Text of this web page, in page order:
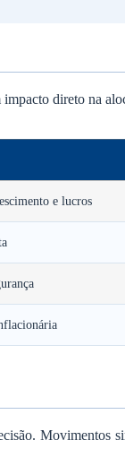
direto na
e lucros
Movimentos